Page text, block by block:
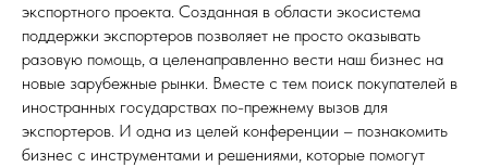
экспортного проекта. Созданная в области экосистема
поддержки экспортеров позволяет не просто оказывать
разовую помощь, а целенаправленно вести наш бизнес на
новые зарубежные рынки. Вместе с тем поиск покупателей в
иностранных государствах по-прежнему вызов для
экспортеров. И одна из целей конференции – познакомить
бизнес с инструментами и решениями, которые помогут